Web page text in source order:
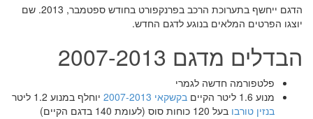
הדגם ייחשף בתערוכת הרכב בפרנקפורט בחודש ספטמבר, 2013. שם
יוצגו הפרטים המלאים בנוגע לדגם החדש.
הבדלים מדגם 2007-2013
פלטפורמה חדשה לגמרי
מנוע 1.6 ליטר הקיים
בקשקאי 2007-2013
יוחלף במנוע 1.2 ליטר
בנזין טורבו בעל 120 כוחות סוס (לעומת 140 בדגם הקיים)